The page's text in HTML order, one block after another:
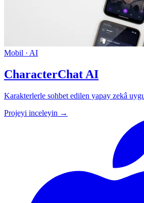
Mobil · AI
CharacterChat AI
Karakterlerle sohbet edilen yapay zekâ
Projeyi inceleyin →